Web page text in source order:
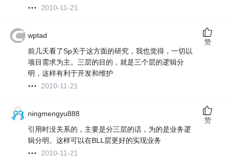
2010-11-21
wptad
前几天看了Sp关于这方面的研究，我也觉得，一切以
项目需求为主。三层的目的，就是三个层的逻辑分
明，这样有利于开发和维护
2010-11-21
赞
ningmengyu888
引用时没关系的，主要是分三层的话，为的是业务逻
辑分明。这样可以在BLL层更好的实现业务
2010-11-21
赞